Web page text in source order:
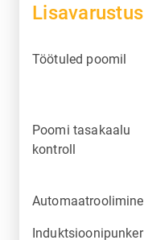
Lisavarustus
Töötuled poomil
Poomi tasakaalu
kontroll
Automaatroolimine
Induktsioonipunker